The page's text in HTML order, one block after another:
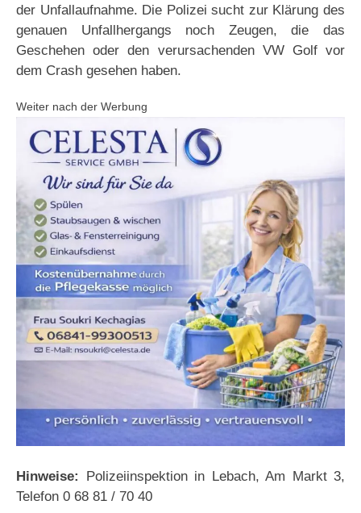
der Unfallaufnahme. Die Polizei sucht zur Klärung des
genauen Unfallhergangs noch Zeugen, die das
Geschehen oder den verursachenden VW Golf vor
dem Crash gesehen haben.
Weiter nach der Werbung
Hinweise:
Polizeiinspektion in Lebach, Am Markt 3,
Telefon 0 68 81 / 70 40